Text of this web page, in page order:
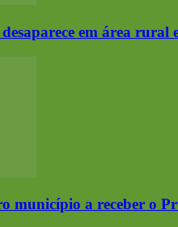
em área
município a receber o